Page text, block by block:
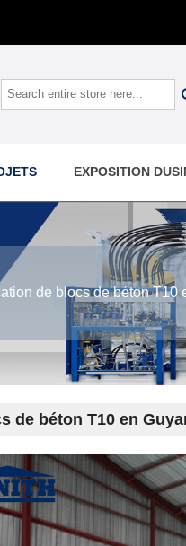
EXPOSITION
de blocs de béton T10
de béton T10 en